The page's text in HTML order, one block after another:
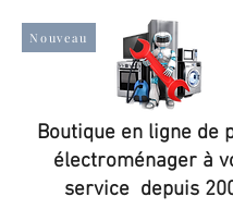
Nouveau
Boutique en ligne de
électroménager à
service depuis